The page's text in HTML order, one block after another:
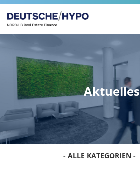
Aktuelles
- ALLE KATEGORIEN -